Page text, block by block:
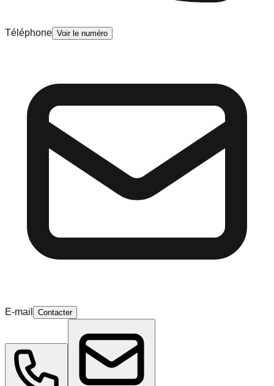
Téléphone Voir le numéro
E-mail Contacter